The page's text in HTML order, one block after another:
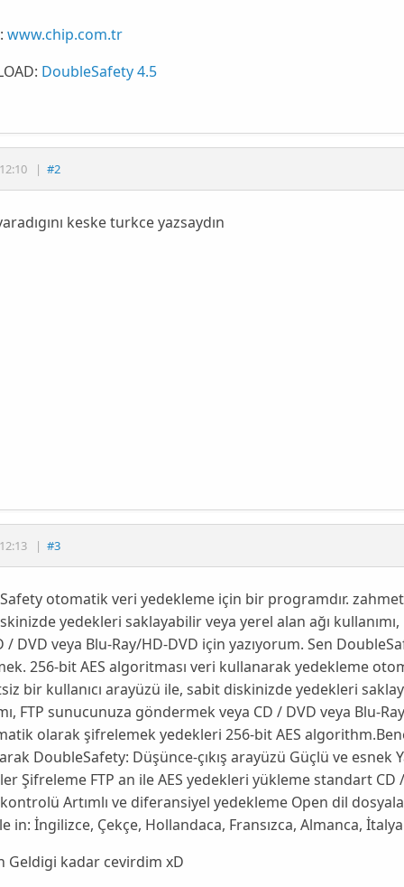
www.chip.com.tr
DoubleSafety 4.5
12:10 | #2
keske turkce yazsaydın
12:13 | #3
otomatik veri yedekleme için bir programdır.
yedekleri saklayabilir veya yerel alan ağı
/ DVD veya Blu-Ray/HD-DVD için yazıyorum. Sen
256-bit AES algoritması veri kullanarak yedekleme
bir kullanıcı arayüzü ile, sabit diskinizde yedekleri
FTP sunucunuza göndermek veya CD / DVD veya Blu-
olarak şifrelemek yedekleri 256-bit AES
DoubleSafety: Düşünce-çıkış arayüzü Güçlü ve
Şifreleme FTP an ile AES yedekleri yükleme standart CD
Artımlı ve diferansiyel yedekleme Open dil
in: İngilizce, Çekçe, Hollandaca, Fransızca, Almanca,
Geldigi kadar cevirdim xD